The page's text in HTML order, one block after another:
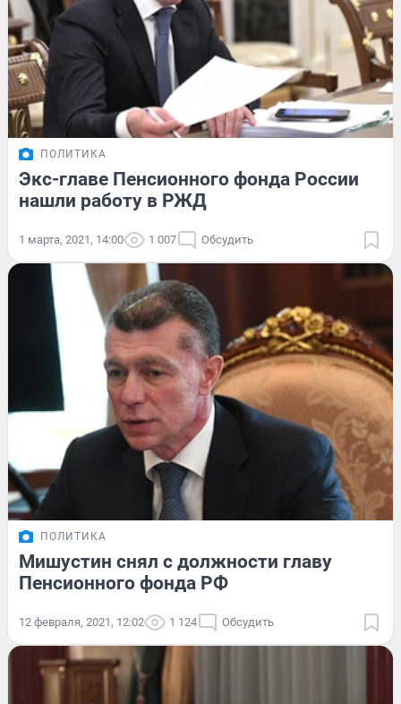
ПОЛИТИКА
Экс-главе Пенсионного фонда России
нашли работу в РЖД
1 марта, 2021, 14:00 1 007 Обсудить
ПОЛИТИКА
Мишустин снял с должности главу
Пенсионного фонда РФ
12 февраля, 2021, 12:02 1 124 Обсудить